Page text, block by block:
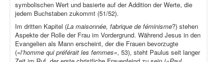
symbolischen Wert und basierte auf der Addition der Werte, die
jedem Buchstaben zukommt (51/52).
Im dritten Kapitel (La maisonnée, fabrique de féminisme?) stehen
Aspekte der Rolle der Frau im Vordergrund. Während Jesus in den
Evangelien als Mann erscheint, der die Frauen bevorzugte
(«l’homme qui préférait les femmes», 53), steht Paulus seit langer